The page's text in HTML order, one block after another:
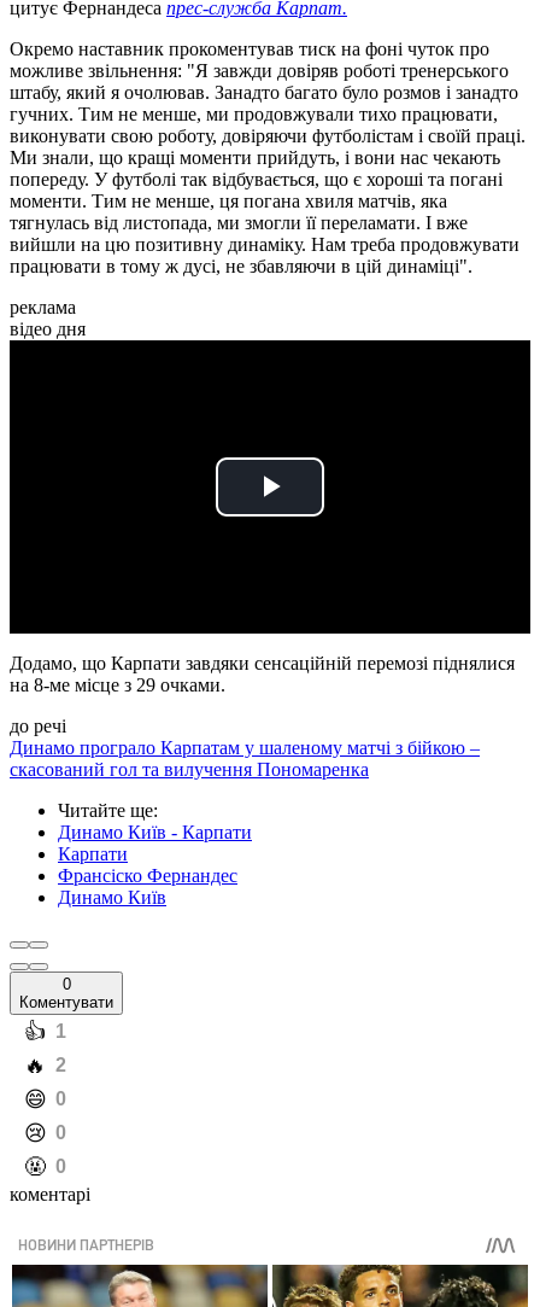
цитує Фернандеса прес-служба Карпат.
Окремо наставник прокоментував тиск на фоні чуток про
можливе звільнення: "Я завжди довіряв роботі тренерського
штабу, який я очолював. Занадто багато було розмов і занадто
гучних. Тим не менше, ми продовжували тихо працювати,
виконувати свою роботу, довіряючи футболістам і своїй праці.
Ми знали, що кращі моменти прийдуть, і вони нас чекають
попереду. У футболі так відбувається, що є хороші та погані
моменти. Тим не менше, ця погана хвиля матчів, яка
тягнулась від листопада, ми змогли її переламати. І вже
вийшли на цю позитивну динаміку. Нам треба продовжувати
працювати в тому ж дусі, не збавляючи в цій динаміці".
реклама
відео дня
Play
Додамо, що Карпати завдяки сенсаційній перемозі піднялися
на 8-ме місце з 29 очками.
до речі
Динамо програло Карпатам у шаленому матчі з бійкою –
скасований гол та вилучення Пономаренка
Читайте ще:
Динамо Київ - Карпати
Карпати
Франсіско Фернандес
Динамо Київ
0
Коментувати
️👍 1
️🔥 2
️😄 0
️😢 0
️🤬 0
коментарі